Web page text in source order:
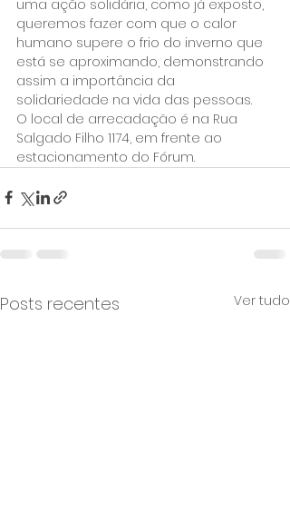
uma ação solidária, como já exposto,
queremos fazer com que o calor
humano supere o frio do inverno que
está se aproximando, demonstrando
assim a importância da
solidariedade na vida das pessoas.
O local de arrecadação é na Rua
Salgado Filho 1174, em frente ao
estacionamento do Fórum.
Posts recentes Ver tudo